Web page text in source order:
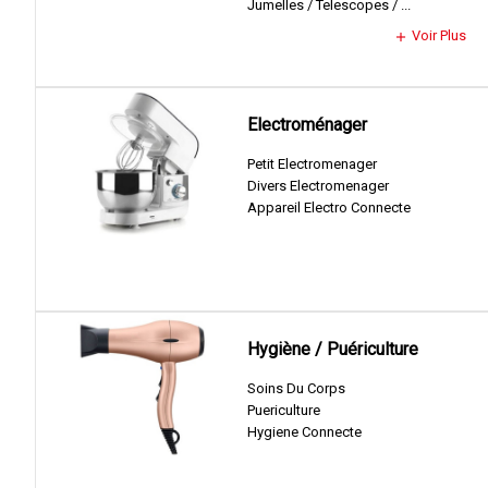
Jumelles / Telescopes / ...
add Voir Plus
Electroménager
Petit Electromenager
Divers Electromenager
Appareil Electro Connecte
Hygiène / Puériculture
Soins Du Corps
Puericulture
Hygiene Connecte